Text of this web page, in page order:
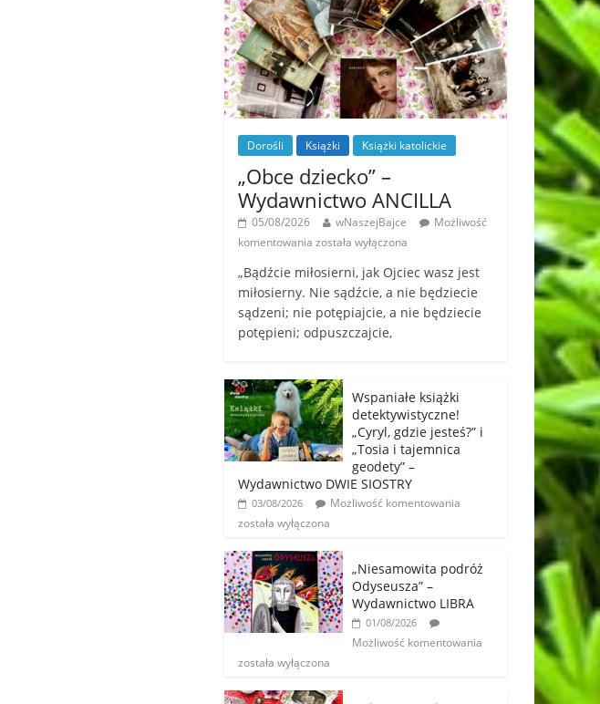
Dorośli Książki Książki katolickie
„Obce dziecko” –
Wydawnictwo ANCILLA
05/08/2026 wNaszejBajce
Możliwość
komentowania została wyłączona
„Bądźcie miłosierni, jak Ojciec wasz jest
miłosierny. Nie sądźcie, a nie będziecie
sądzeni; nie potępiajcie, a nie będziecie
potępieni; odpuszczajcie,
Wspaniałe książki
detektywistyczne!
„Cyryl, gdzie jesteś?” i
„Tosia i tajemnica
geodety” –
Wydawnictwo DWIE SIOSTRY
03/08/2026
Możliwość komentowania
została wyłączona
„Niesamowita podróż
Odyseusza” –
Wydawnictwo LIBRA
01/08/2026
Możliwość komentowania
została wyłączona